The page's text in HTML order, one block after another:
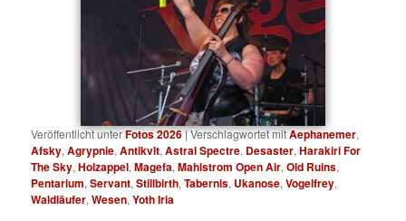
Veröffentlicht unterFotos 2026|Verschlagwortet mitAephanemer,
Afsky,Agrypnie,Antikvlt,Astral Spectre, Desaster,Harakiri For
The Sky,Holzappel,Magefa,Mahlstrom Open Air,Old Ruins,
Pentarium,Servant,Stillbirth,Tabernis, Ukanose,Vogelfrey,
Waldläufer,Wesen,Yoth Iria